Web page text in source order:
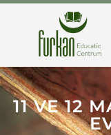
11 VE 12